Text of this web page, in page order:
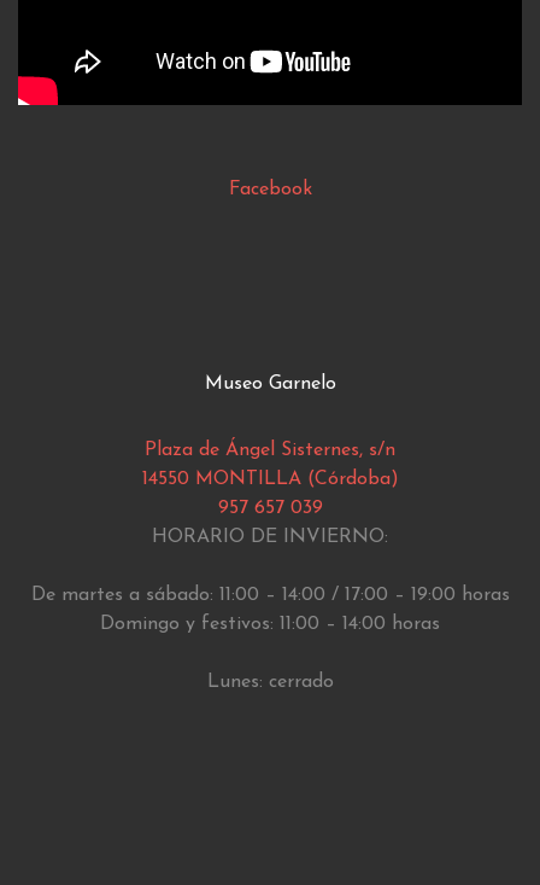
Facebook
Museo Garnelo
Plaza de Ángel Sisternes, s/n
14550 MONTILLA (Córdoba)
957 657 039
HORARIO DE INVIERNO:
De martes a sábado: 11:00 – 14:00 / 17:00 – 19:00 horas
Domingo y festivos: 11:00 – 14:00 horas
Lunes: cerrado